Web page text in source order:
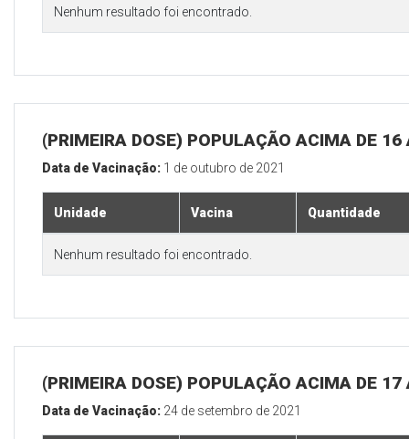
Nenhum resultado foi encontrado.
(PRIMEIRA DOSE) POPULAÇÃO ACIMA DE 16
Data de Vacinação: 1 de outubro de 2021
Unidade Vacina Quantidade
Nenhum resultado foi encontrado.
(PRIMEIRA DOSE) POPULAÇÃO ACIMA DE 17
Data de Vacinação: 24 de setembro de 2021